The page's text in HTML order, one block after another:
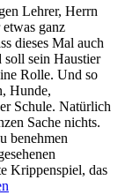
Lehrer, Herrn
ganz
dieses Mal auch
soll sein Haustier
Rolle. Und so
Hunde,
Schule. Natürlich
Sache nichts.
benehmen
Krippenspiel, das